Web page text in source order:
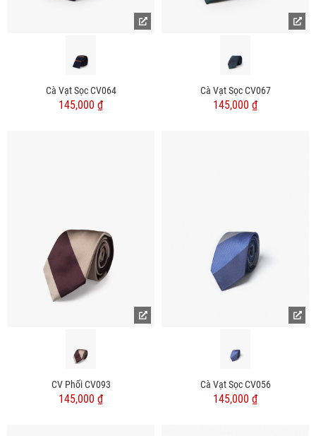
Cà Vạt Sọc CV064
145,000 ₫
Cà Vạt Sọc CV067
145,000 ₫
CV Phối CV093
145,000 ₫
Cà Vạt Sọc CV056
145,000 ₫